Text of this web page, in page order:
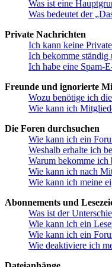
Was ist eine
Was bedeutet der
Private Nachrichten
Ich kann keine
Ich bekomme
Ich habe eine Spam-
Freunde und ignorierte
Wozu benötige ich
Wie kann ich
Die Foren durchsuchen
Wie kann ich ein
Weshalb erhalte ich
Warum bekomme ich
Wie kann ich nach
Wie kann ich meine
Abonnements und
Was ist der
Wie kann ich ein
Wie kann ich ein
Wie deaktiviere ich